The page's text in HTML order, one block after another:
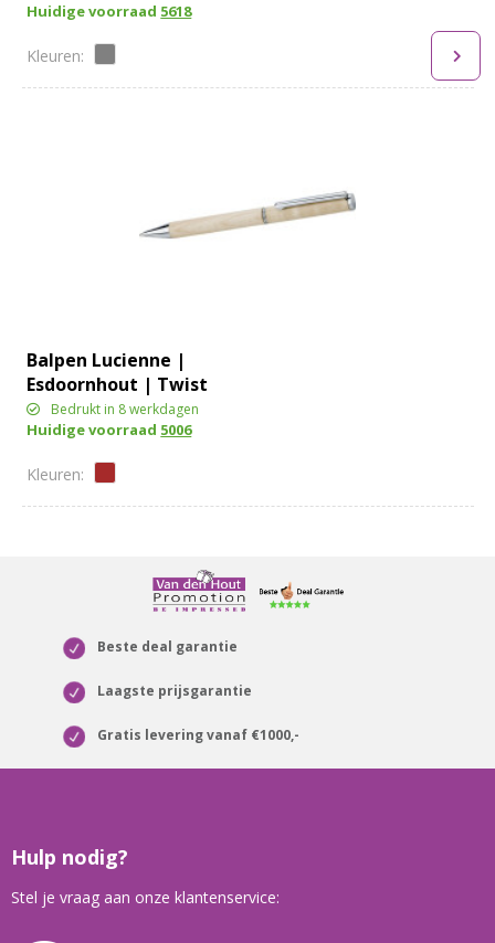
Huidige voorraad 5618
Balpen Lucienne |
Esdoornhout | Twist
Bedrukt in 8 werkdagen
Huidige voorraad 5006
Beste deal garantie
Laagste prijsgarantie
Gratis levering vanaf €1000,-
Hulp nodig?
Stel je vraag aan onze klantenservice: